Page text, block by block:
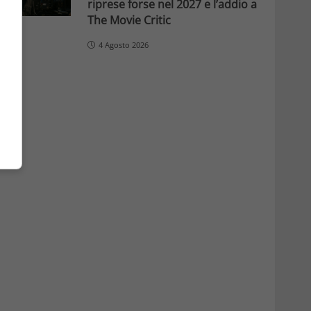
riprese forse nel 2027 e l’addio a
The Movie Critic
4 Agosto 2026